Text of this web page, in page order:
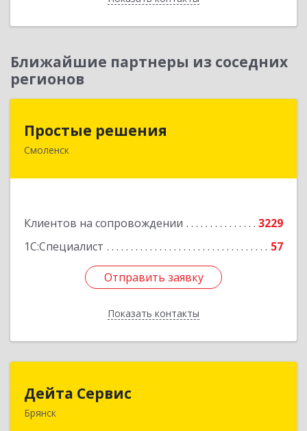
Ближайшие партнеры из соседних
регионов
Простые решения
Смоленск
Клиентов на сопровождении
3229
1С:Специалист
57
Отправить заявку
Показать контакты
214015, Смоленская обл, Смоленск г, Большая
Отправить заявку
Назад
Дейта Сервис
Брянск241035, Брянская обл, Брянск г, Ульянова ул,